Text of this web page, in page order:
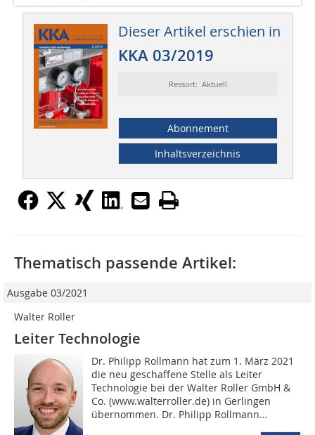
Dieser Artikel erschien in
KKA 03/2019
Ressort: Aktuell
Abonnement
Inhaltsverzeichnis
Thematisch passende Artikel:
Ausgabe 03/2021
Walter Roller
Leiter Technologie
Dr. Philipp Rollmann hat zum 1. März 2021
die neu geschaffene Stelle als Leiter
Technologie bei der Walter Roller GmbH &
Co. (www.walterroller.de) in Gerlingen
übernommen. Dr. Philipp Rollmann...